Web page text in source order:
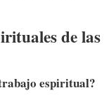
de las
espiritual?